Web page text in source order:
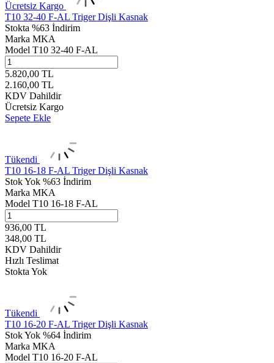
Ücretsiz Kargo
T10 32-40 F-AL Triger Dişli Kasnak
Stokta %63 İndirim
Marka MKA
Model T10 32-40 F-AL
5.820,00 TL
2.160,00 TL
KDV Dahildir
Ücretsiz Kargo
Sepete Ekle
Tükendi
T10 16-18 F-AL Triger Dişli Kasnak
Stok Yok %63 İndirim
Marka MKA
Model T10 16-18 F-AL
936,00 TL
348,00 TL
KDV Dahildir
Hızlı Teslimat
Stokta Yok
Tükendi
T10 16-20 F-AL Triger Dişli Kasnak
Stok Yok %64 İndirim
Marka MKA
Model T10 16-20 F-AL